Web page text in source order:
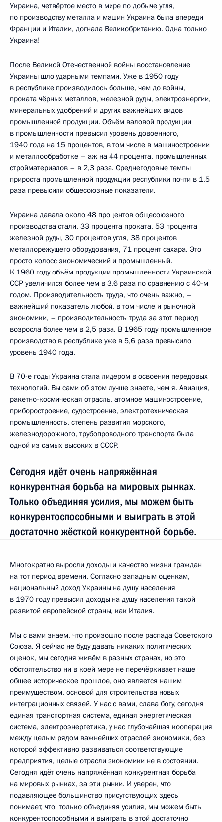
Украина, четвёртое место в мире по добыче угля,
по производству металла и машин Украина была впереди
Франции и Италии, догнала Великобританию. Одна только
Украина!
После Великой Отечественной войны восстановление
Украины шло ударными темпами. Уже в 1950 году
в республике производилось больше, чем до войны,
проката чёрных металлов, железной руды, электроэнергии,
минеральных удобрений и других важнейших видов
промышленной продукции. Объём валовой продукции
в промышленности превысил уровень довоенного,
1940 года на 15 процентов, в том числе в машиностроении
и металлообработке – аж на 44 процента, промышленных
стройматериалов – в 2,3 раза. Среднегодовые темпы
прироста промышленной продукции республики почти в 1,5
раза превысили общесоюзные показатели.
Украина давала около 48 процентов общесоюзного
производства стали, 33 процента проката, 53 процента
железной руды, 30 процентов угля, 38 процентов
металлорежущего оборудования, 71 процент сахара. Это
просто колосс экономический и промышленный.
К 1960 году объём продукции промышленности Украинской
ССР увеличился более чем в 3,6 раза по сравнению с 40-м
годом. Производительность труда, что очень важно, –
важнейший показатель любой, в том числе и рыночной
экономики, – производительность труда за этот период
возросла более чем в 2,5 раза. В 1965 году промышленное
производство в республике уже в 5,6 раза превысило
уровень 1940 года.
В 70-е годы Украина стала лидером в освоении передовых
технологий. Вы сами об этом лучше знаете, чем я. Авиация,
ракетно-космическая отрасль, атомное машиностроение,
приборостроение, судостроение, электротехническая
промышленность, степень развития морского,
железнодорожного, трубопроводного транспорта была
одной из самых высоких в СССР.
Сегодня идёт очень напряжённая
конкурентная борьба на мировых рынках.
Только объединяя усилия, мы можем быть
конкурентоспособными и выиграть в этой
достаточно жёсткой конкурентной борьбе.
Многократно выросли доходы и качество жизни граждан
на тот период времени. Согласно западным оценкам,
национальный доход Украины на душу населения
в 1970 году превысил доходы на душу населения такой
развитой европейской страны, как Италия.
Мы с вами знаем, что произошло после распада Советского
Союза. Я сейчас не буду давать никаких политических
оценок, мы сегодня живём в разных странах, но это
обстоятельство ни в коей мере не перечёркивает наше
общее историческое прошлое, оно является нашим
преимуществом, основой для строительства новых
интеграционных связей. У нас с вами, слава богу, сегодня
единая транспортная система, единая энергетическая
система, электроэнергетика, у нас глубочайшая кооперация
между целым рядом важнейших отраслей экономики, без
которой эффективно развиваться соответствующие
предприятия, целые отрасли экономики не в состоянии.
Сегодня идёт очень напряжённая конкурентная борьба
на мировых рынках, за эти рынки. И уверен, что
подавляющее большинство присутствующих здесь
понимает, что, только объединяя усилия, мы можем быть
конкурентоспособными и выиграть в этой достаточно